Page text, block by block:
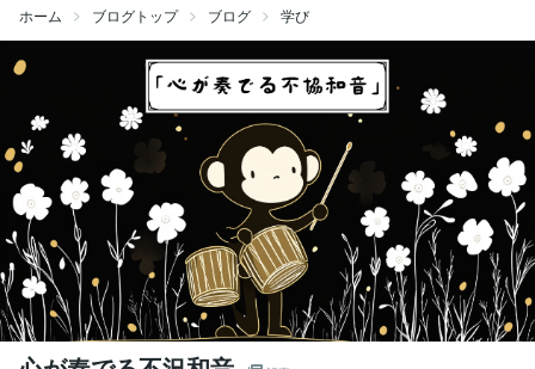
ホーム ブログトップ ブログ 学び